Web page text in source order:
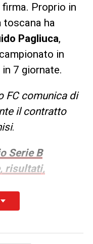
Proprio in
toscana ha
Pagliuca,
in
7 giornate.
FC comunica di
il contratto
.
Serie B
risultati,